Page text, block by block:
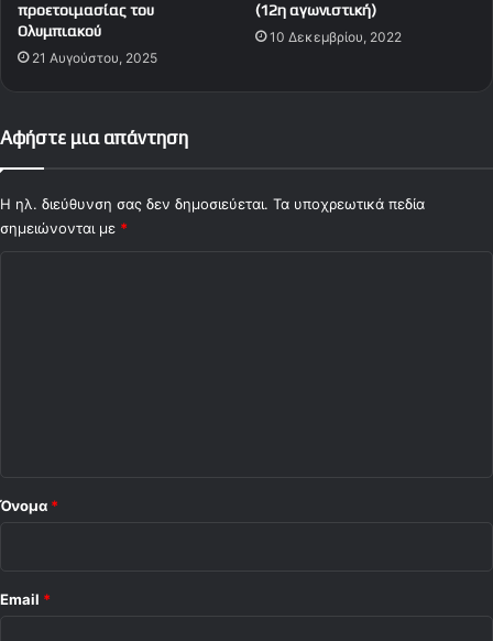
προετοιμασίας του
Ολυμπιακού
21 Αυγούστου, 2025
(12η αγωνιστική)
10 Δεκεμβρίου, 2022
Αφήστε μια απάντηση
Η ηλ. διεύθυνση σας δεν δημοσιεύεται. Τα υποχρεωτικά πεδία
σημειώνονται με *
Όνομα *
Email *